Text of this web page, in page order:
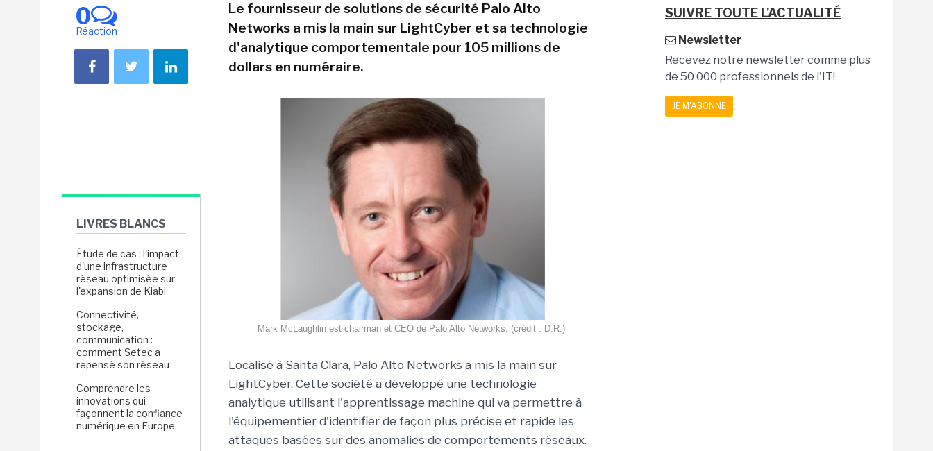
0
Réaction
LIVRES BLANCS
Étude de cas : l'impact
d'une infrastructure
réseau optimisée sur
l'expansion de Kiabi
Connectivité,
stockage,
communication :
comment Setec a
repensé son réseau
Comprendre les
innovations qui
façonnent la confiance
numérique en Europe
Le fournisseur de solutions de sécurité Palo Alto
Networks a mis la main sur LightCyber et sa technologie
d'analytique comportementale pour 105 millions de
dollars en numéraire.
Mark McLaughlin est chairman et CEO de Palo Alto Networks. (crédit : D.R.)
Localisé à Santa Clara, Palo Alto Networks a mis la main sur
LightCyber. Cette société a développé une technologie
analytique utilisant l'apprentissage machine qui va permettre à
l'équipementier d'identifier de façon plus précise et rapide les
attaques basées sur des anomalies de comportements réseaux.
SUIVRE TOUTE L'ACTUALITÉ
Newsletter
Recevez notre newsletter comme plus
de 50 000 professionnels de l'IT!
JE M'ABONNE